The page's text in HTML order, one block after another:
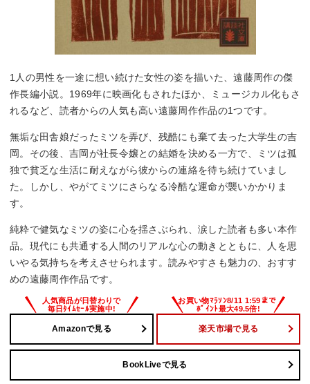
1人の男性を一途に想い続けた女性の姿を描いた、遠藤周作の傑
作長編小説。1969年に映画化もされたほか、ミュージカル化もさ
れるなど、読者からの人気も高い遠藤周作作品の1つです。
無垢な田舎娘だったミツを弄び、残酷にも棄て去った大学生の吉
岡。その後、吉岡が社長令嬢との結婚を決める一方で、ミツは孤
独で貧乏な生活に耐えながら彼からの連絡を待ち続けていまし
た。しかし、やがてミツにさらなる冷酷な運命が襲いかかりま
す。
純粋で健気なミツの姿に心を揺さぶられ、涙した読者も多い本作
品。現代にも共通する人間のリアルな心の動きとともに、人を思
いやる気持ちを考えさせられます。読みやすさも魅力の、おすす
めの遠藤周作作品です。
Amazonで見る 楽天市場で見る
BookLiveで見る